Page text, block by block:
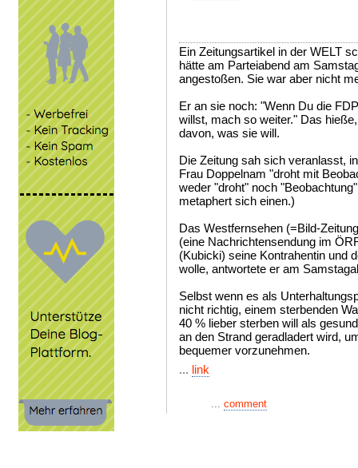
Ein Zeitungsartikel in der WELT
hätte am Parteiabend am
angestoßen. Sie war aber nicht
Er an sie noch: "Wenn Du die
willst, mach so weiter." Das
davon, was sie will.
Die Zeitung sah sich veranlasst,
Frau Doppelnam "droht mit
weder "droht" noch
metaphert sich einen.)
Das Westfernsehen (=Bild-
(eine Nachrichtensendung im
(Kubicki) seine Kontrahentin und
wolle, antwortete er am
Selbst wenn es als
nicht richtig, einem sterbenden
40 % lieber sterben will als
an den Strand geradladert wird,
bequemer vorzunehmen.
... link
... comment